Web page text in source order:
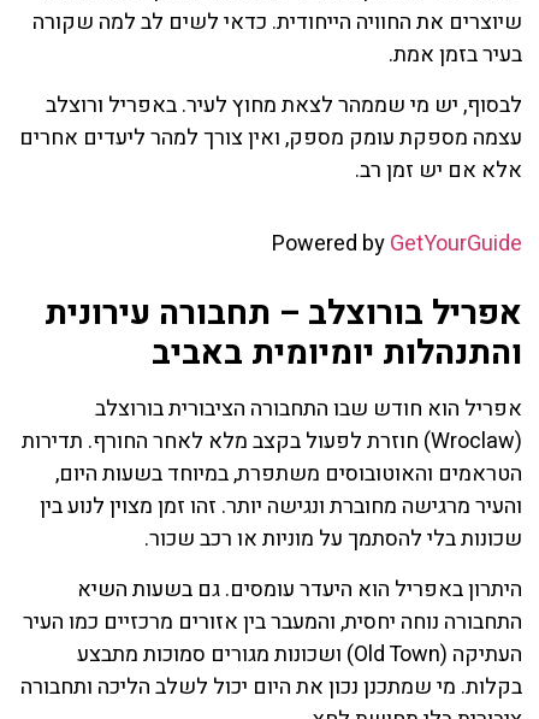
שיוצרים את החוויה הייחודית. כדאי לשים לב למה שקורה
בעיר בזמן אמת.
לבסוף, יש מי שממהר לצאת מחוץ לעיר. באפריל ורוצלב
עצמה מספקת עומק מספק, ואין צורך למהר ליעדים אחרים
אלא אם יש זמן רב.
Powered byGetYourGuide
אפריל בורוצלב – תחבורה עירונית
והתנהלות יומיומית באביב
אפריל הוא חודש שבו התחבורה הציבורית בורוצלב
(Wroclaw) חוזרת לפעול בקצב מלא לאחר החורף. תדירות
הטראמים והאוטובוסים משתפרת, במיוחד בשעות היום,
והעיר מרגישה מחוברת ונגישה יותר. זהו זמן מצוין לנוע בין
שכונות בלי להסתמך על מוניות או רכב שכור.
היתרון באפריל הוא היעדר עומסים. גם בשעות השיא
התחבורה נוחה יחסית, והמעבר בין אזורים מרכזיים כמו העיר
העתיקה (Old Town) ושכונות מגורים סמוכות מתבצע
בקלות. מי שמתכנן נכון את היום יכול לשלב הליכה ותחבורה